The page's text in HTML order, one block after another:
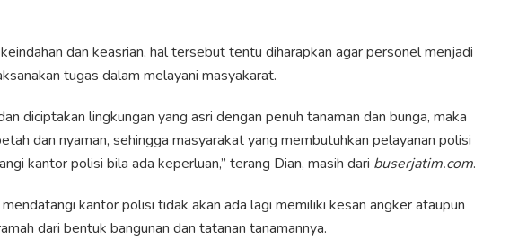
dan keasrian, hal tersebut tentu diharapkan agar personel menjadi
tugas dalam melayani masyakarat.
diciptakan lingkungan yang asri dengan penuh tanaman dan bunga, maka
dan nyaman, sehingga masyarakat yang membutuhkan pelayanan polisi
kantor polisi bila ada keperluan,” terang Dian, masih dari buserjatim.com.
kantor polisi tidak akan ada lagi memiliki kesan angker ataupun
dari bentuk bangunan dan tatanan tanamannya.